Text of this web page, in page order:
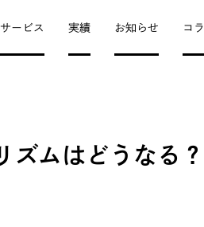
サービス 実績 お知らせ コ
ズムはどうなる